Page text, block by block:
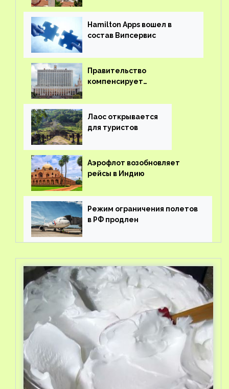
Hamilton Apps вошел в
состав Випсервис
Правительство
компенсирует
вывоз россиян из-за рубежа
Лаос открывается
для туристов
Аэрофлот возобновляет
рейсы в Индию
Режим ограничения полетов
в РФ продлен